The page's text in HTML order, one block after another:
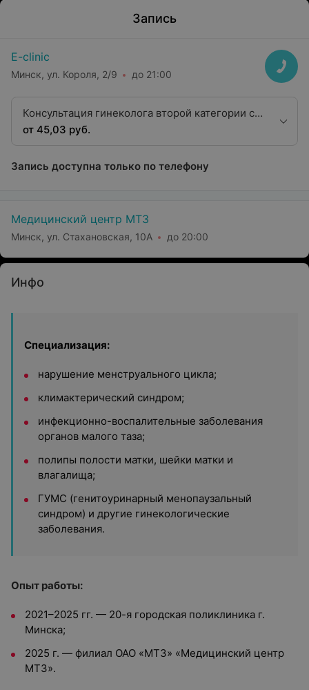
Запись
E-clinic
Минск, ул. Короля, 2/9 до 21:00
Консультация гинеколога второй категории с
осмотром
от 45,03 руб.
Запись доступна только по телефону
Медицинский центр МТЗ
Минск, ул. Стахановская, 10А до 20:00
Инфо
Специализация:
нарушение менструального цикла;
климактерический синдром;
инфекционно-воспалительные заболевания
органов малого таза;
полипы полости матки, шейки матки и
влагалища;
ГУМС (генитоуринарный менопаузальный
синдром) и другие гинекологические
заболевания.
Опыт работы:
2021–2025 гг. — 20-я городская поликлиника г.
Минска;
2025 г. — филиал ОАО «МТЗ» «Медицинский центр
МТЗ».